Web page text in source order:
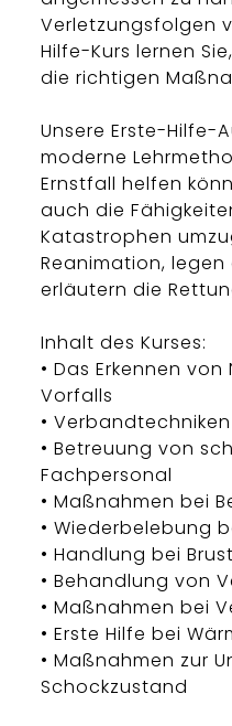
Verletzungsfolgen
Hilfe-Kurs lernen
die richtigen
Unsere Erste-Hilfe-
moderne
Ernstfall helfen
auch die
Katastrophen
Reanimation,
erläutern die
Inhalt des Kurses:
• Das Erkennen
Vorfalls
•
• Betreuung von
Fachpersonal
• Maßnahmen bei
• Wiederbelebung
• Handlung bei
• Behandlung von
• Maßnahmen bei
• Erste Hilfe bei
• Maßnahmen zur
Schockzustand